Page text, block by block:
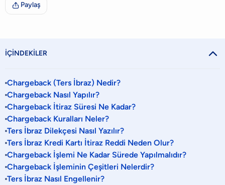
 Paylaş
İÇİNDEKİLER 
Chargeback (Ters İbraz) Nedir?
Chargeback Nasıl Yapılır?
Chargeback İtiraz Süresi Ne Kadar?
Chargeback Kuralları Neler?
Ters İbraz Dilekçesi Nasıl Yazılır?
Ters İbraz Kredi Kartı İtiraz Reddi​ Neden Olur?
Chargeback İşlemi Ne Kadar Sürede Yapılmalıdır?
Chargeback İşleminin Çeşitleri Nelerdir?
Ters İbraz Nasıl Engellenir?